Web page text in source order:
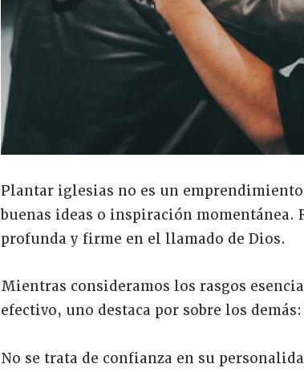
Plantar iglesias no es un
buenas ideas o inspiración momentánea.
profunda y firme en el llamado de Dios.
Mientras consideramos los rasgos
efectivo, uno destaca por sobre los
No se trata de confianza en su